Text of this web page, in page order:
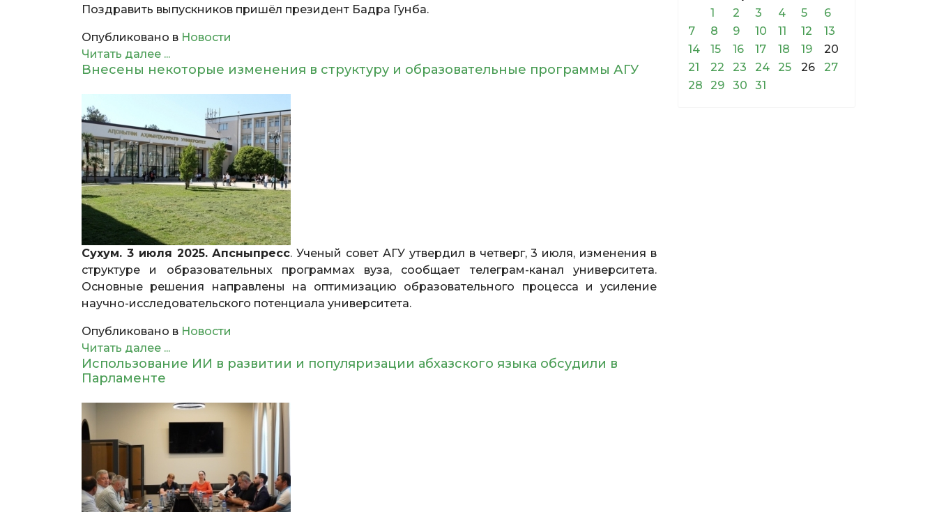
Поздравить выпускников пришёл президент Бадра Гунба.
Опубликовано в Новости
Читать далее ...
Внесены некоторые изменения в структуру и образовательные программы АГУ
Сухум. 3 июля 2025. Апсныпресс. Ученый совет АГУ утвердил в четверг, 3 июля, изменения в
структуре и образовательных программах вуза, сообщает телеграм-канал университета.
Основные решения направлены на оптимизацию образовательного процесса и усиление
научно-исследовательского потенциала университета.
Опубликовано в Новости
Читать далее ...
Использование ИИ в развитии и популяризации абхазского языка обсудили в
Парламенте
1
2 3 4 5
6
7
8 9 10 11 12
13
14
15 16 17 18 19
20
21
22 23 24 25 26
27
28
29 30 31